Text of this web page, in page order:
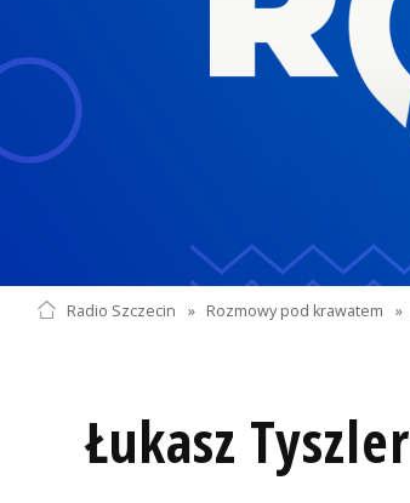
Radio Szczecin » Rozmowy pod krawatem »
Łukasz Tyszler